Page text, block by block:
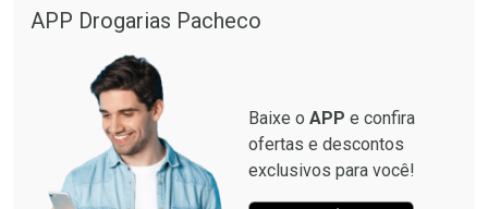
APP Drogarias Pacheco
Baixe o APP e confira
ofertas e descontos
exclusivos para você!